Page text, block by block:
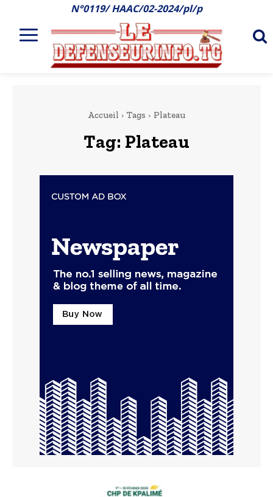
N°0119/ HAAC/02-2024/pl/p
Accueil Tags Plateau
Tag: Plateau